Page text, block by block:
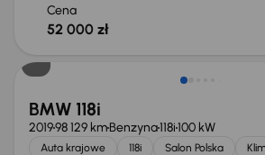
Cena
52 000 zł
Taniej o 1 000 zł
BMW 118i
201998 129 kmBenzyna118i100 kW
Auta krajowe 118i Salon Polska